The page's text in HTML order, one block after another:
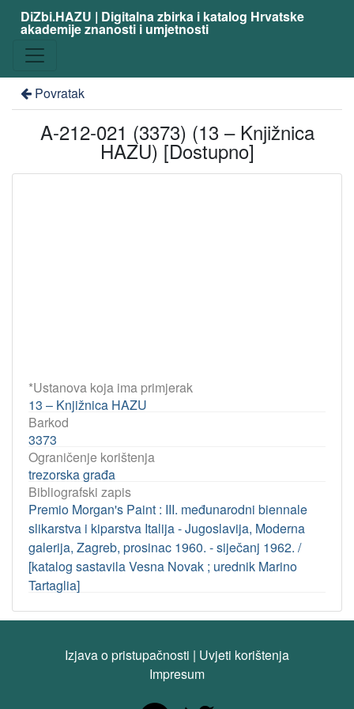
DiZbi.HAZU | Digitalna zbirka i katalog Hrvatske
akademije znanosti i umjetnosti
Povratak
A-212-021 (3373) (13 – Knjižnica
HAZU) [Dostupno]
*Ustanova koja ima primjerak
13 – Knjižnica HAZU
Barkod
3373
Ograničenje korištenja
trezorska građa
Bibliografski zapis
Premio Morgan's Paint : III. međunarodni biennale
slikarstva i kiparstva Italija - Jugoslavija, Moderna
galerija, Zagreb, prosinac 1960. - siječanj 1962. /
[katalog sastavila Vesna Novak ; urednik Marino
Tartaglia]
Izjava o pristupačnosti | Uvjeti korištenja
Impresum